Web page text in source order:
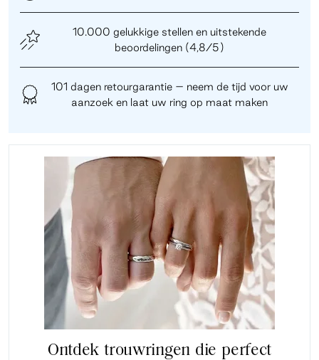
10.000 gelukkige stellen en uitstekende
beoordelingen (4,8/5)
101 dagen retourgarantie – neem de tijd voor uw
aanzoek en laat uw ring op maat maken
Ontdek trouwringen die perfect